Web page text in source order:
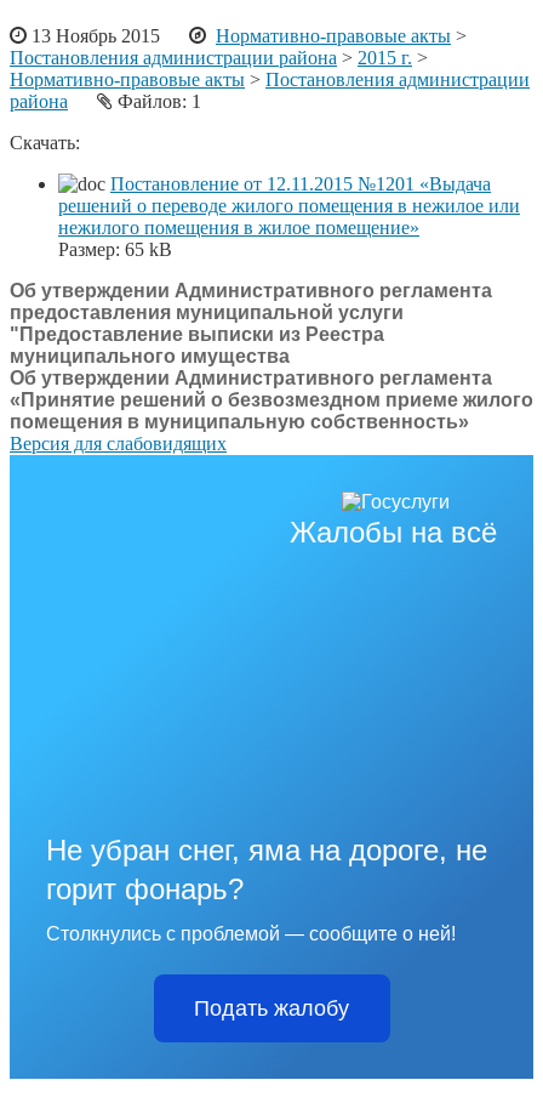
13 Ноябрь 2015 Нормативно-правовые акты >
Постановления администрации района > 2015 г. >
Нормативно-правовые акты > Постановления администрации
района
Файлов: 1
Скачать:
Постановление от 12.11.2015 №1201 «Выдача
решений о переводе жилого помещения в нежилое или
нежилого помещения в жилое помещение»
Размер: 65 kB
Об утверждении Административного регламента
предоставления муниципальной услуги
"Предоставление выписки из Реестра
муниципального имущества
Об утверждении Административного регламента
«Принятие решений о безвозмездном приеме жилого
помещения в муниципальную собственность»
Версия для слабовидящих
Жалобы на всё
Не убран снег, яма на дороге, не
горит фонарь?
Столкнулись с проблемой — сообщите о ней!
Подать жалобу